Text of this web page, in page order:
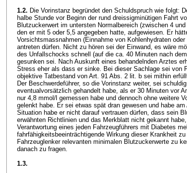
1.2. Die Vorinstanz begründet den Schuldspruch wie folgt:
halbe Stunde vor Beginn der rund dreissigminütigen Fahrt
Blutzuckerwert im untersten Normalbereich (zwischen 4
den er mit 5 oder 5,5 angegeben hatte, aufgewiesen. Er
Vorsichtsmassnahmen (Einnahme von Kohlenhydraten
antreten dürfen. Nicht zu hören sei der Einwand, es wäre
des Unfallschocks schnell (auf die ca. 40 Minuten nach
gesunken sei. Nach Auskunft eines behandelnden Arztes
Stress eher als dass er sinke. Bei dieser Sachlage sei von
objektive Tatbestand von Art. 91 Abs. 2 lit. b sei mithin
Der Beschwerdeführer, so die Vorinstanz weiter, sei
eventualvorsätzlich gehandelt habe, als er 30 Minuten vor
nur 4,8 mmol/l gemessen habe und dennoch ohne weitere
gelenkt habe. Er sei etwas spät dran gewesen und habe
Situation habe er nicht darauf vertrauen dürfen, dass sein
erwähnten Richtlinien und das Merkblatt nicht gekannt
Verantwortung eines jeden Fahrzeugführers mit Diabetes
fahrfähigkeitsbeeinträchtigende Wirkung dieser Krankheit
Fahrzeuglenker relevanten minimalen Blutzuckerwerte zu
danach zu fragen.
1.3.